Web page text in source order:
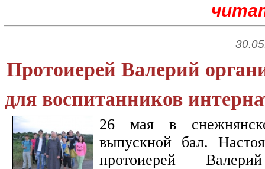
Протоиерей Валерий
для воспитанников
26 мая в
выпускной бал.
протоиерей